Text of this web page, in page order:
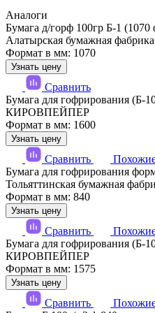
Аналоги
Бумага д/горф 100гр Б-1 (1070
Алатырская бумажная фабрика
Формат в мм: 1070
Узнать цену
Сравнить
Бумага для гофрирования (Б-
КИРОВПЕЙПЕР
Формат в мм: 1600
Узнать цену
Сравнить
Бумага для гофрирования
Тольяттинская бумажная
Формат в мм: 840
Узнать цену
Сравнить
Бумага для гофрирования (Б-
КИРОВПЕЙПЕР
Формат в мм: 1575
Узнать цену
Сравнить